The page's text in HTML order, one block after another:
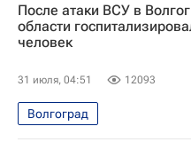
После атаки ВСУ в
области
человек
31 июля, 04:51 12093
Волгоград
Специальная военная